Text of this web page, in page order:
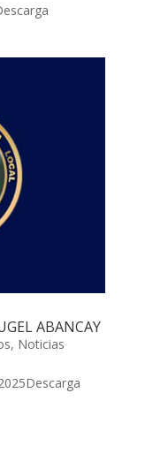
ABANCAY
, Noticias